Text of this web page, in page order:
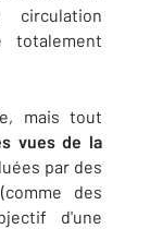
totalement
mais tout
vues de la
par des
des
d'une